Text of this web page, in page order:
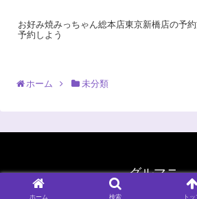
お好み焼みっちゃん総本店東京新橋店の予
予約しよう
ホーム 未分類
グルマニ
© 2016 グルマニ.
ホーム 検索 トッ